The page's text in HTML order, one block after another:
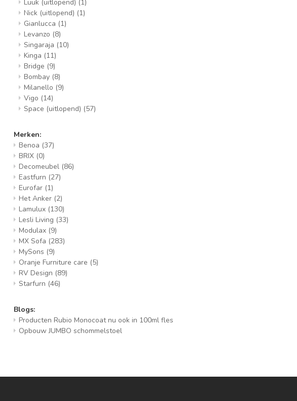
Luuk (uitlopend) (1)
Nick (uitlopend) (1)
Gianlucca (1)
Levanzo (8)
Singaraja (10)
Kinga (11)
Bridge (9)
Bombay (8)
Milanello (9)
Vigo (14)
Space (uitlopend) (57)
Merken:
Benoa (37)
BRIX (0)
Decomeubel (86)
Eastfurn (27)
Eurofar (1)
Het Anker (2)
Lamulux (130)
Lesli Living (33)
Modulax (9)
MX Sofa (283)
MySons (9)
Oranje Furniture care (5)
RV Design (89)
Starfurn (46)
Blogs:
Producten Rubio Monocoat nu ook in 100ml fles
Opbouw JUMBO schommelstoel